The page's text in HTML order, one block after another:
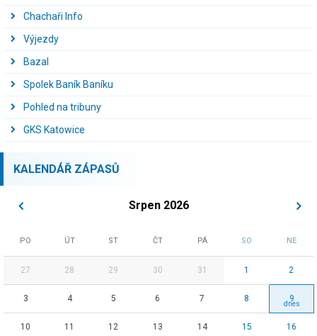
Chachaři Info
Výjezdy
Bazal
Spolek Baník Baníku
Pohled na tribuny
GKS Katowice
KALENDÁŘ ZÁPASŮ
Srpen 2026
PO ÚT ST ČT PÁ SO NE
27 28 29 30 31 1 2
3 4 5 6 7 8 9
10 11 12 13 14 15 16